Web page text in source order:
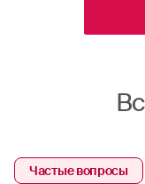
Частые вопросы